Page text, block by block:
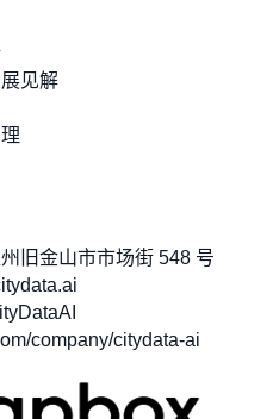
见解
旧金山市市场街 548 号
company/citydata-ai